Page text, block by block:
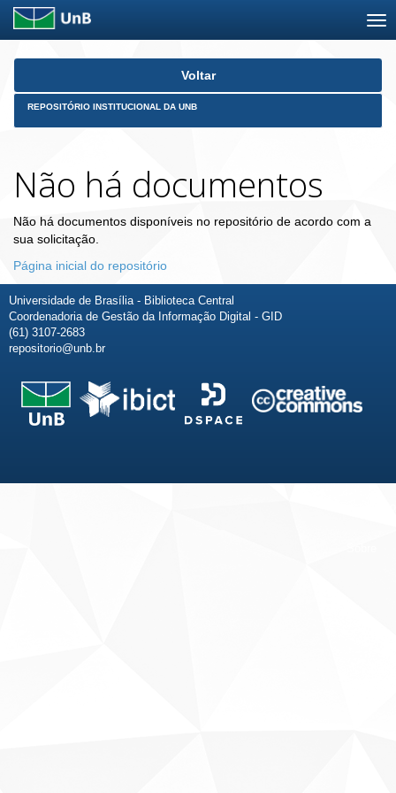
Skip
Voltar
REPOSITÓRIO INSTITUCIONAL DA UNB
Não há documentos
Não há documentos disponíveis no repositório de acordo com a
sua solicitação.
Página inicial do repositório
Universidade de Brasília - Biblioteca Central
Coordenadoria de Gestão da Informação Digital - GID
(61) 3107-2683
repositorio@unb.br